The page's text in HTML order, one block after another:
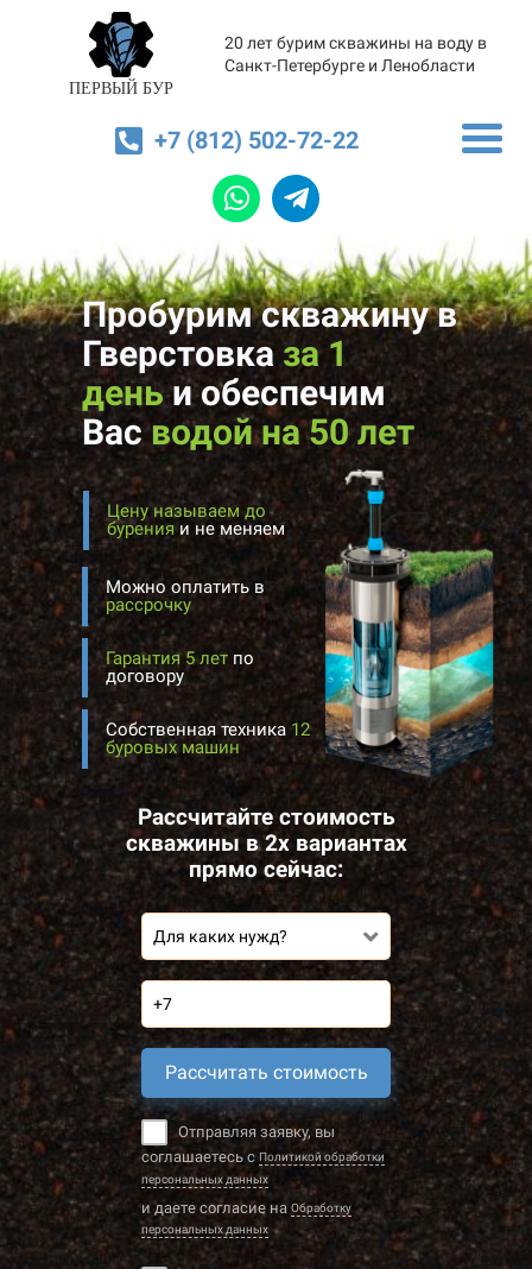
ПЕРВЫЙ БУР
20 лет бурим скважины на воду в
Санкт-Петербурге и Ленобласти
+7 (812) 502-72-22
Пробурим скважину в
Гверстовка за 1
деньиобеспечим
Васводой на 50 лет
Цену называем до
буренияи не меняем
Собственная техника 12
буровых машин
Можно оплатить в
рассрочку
Рассчитайте стоимость
скважины в 2х вариантах
прямо сейчас:
Для каких нужд?
Рассчитать стоимость
Отправляя заявку, вы
соглашаетесь с Политикой обработки
персональных данных
и даете согласие на Обработку
персональных данных
Гарантия 5 лет по
договору